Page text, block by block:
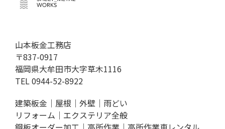
山本板金工務店
〒837-0917
福岡県大牟田市大字草木1116
TEL0944-52-8922
建築板金｜屋根｜外壁｜雨どい
リフォーム｜エクステリア全般